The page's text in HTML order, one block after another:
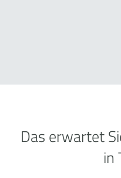
Das erwartet
in